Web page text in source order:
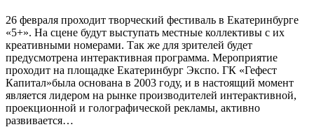
26 февраля проходит творческий фестиваль в Екатеринбурге
«5+». На сцене будут выступать местные коллективы с их
креативными номерами. Так же для зрителей будет
предусмотрена интерактивная программа. Мероприятие
проходит на площадке Екатеринбург Экспо. ГК «Гефест
Капитал»была основана в 2003 году, и в настоящий момент
является лидером на рынке производителей интерактивной,
проекционной и голографической рекламы, активно
развивается…